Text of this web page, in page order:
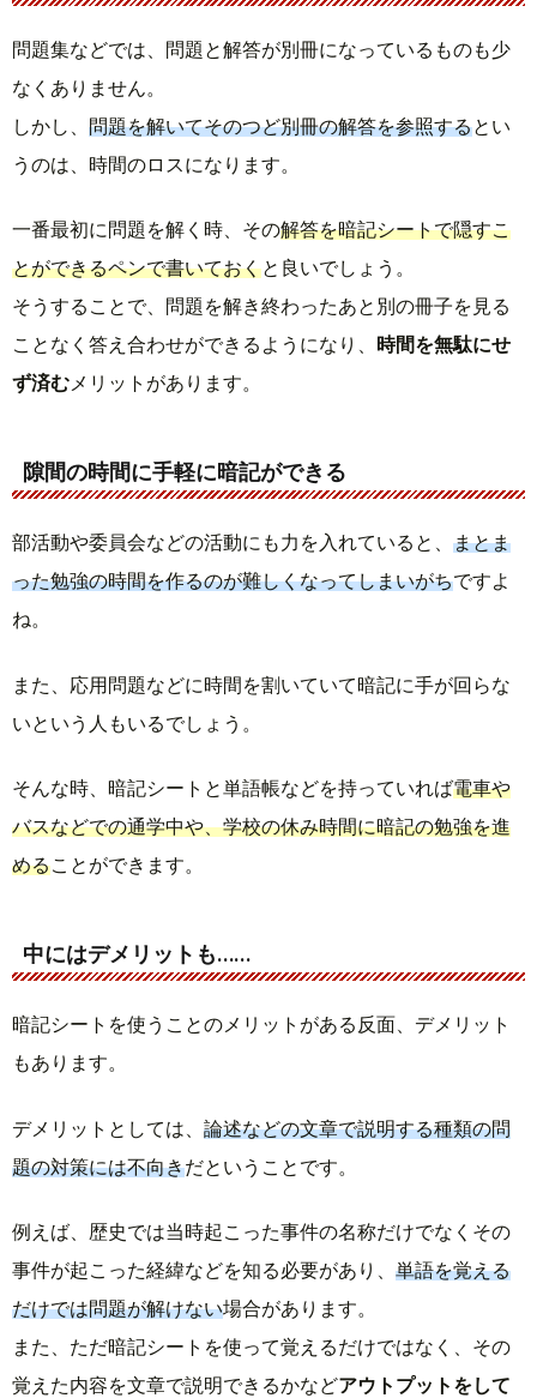
問題集などでは、問題と解答が別冊になっているものも少
なくありません。
しかし、 問題を解いてそのつど別冊の解答を参照するとい
うのは、時間のロスになります。
一番最初に問題を解く時、その解答を暗記シートで隠すこ
とができるペンで書いておくと良いでしょう。
そうすることで、問題を解き終わったあと別の冊子を見る
ことなく答え合わせができるようになり、 時間を無駄にせ
ず済む メリットがあります。
隙間の時間に手軽に暗記ができる
部活動や委員会などの活動にも力を入れていると、 まとま
った勉強の時間を作るのが難しくなってしまいがちですよ
ね。
また、応用問題などに時間を割いていて暗記に手が回らな
いという人もいるでしょう。
そんな時、暗記シートと単語帳などを持っていれば電車や
バスなどでの通学中や、学校の休み時間に暗記の勉強を進
めることができます。
中にはデメリットも……
暗記シートを使うことのメリットがある反面、デメリット
もあります。
デメリットとしては、 論述などの文章で説明する種類の問
題の対策には不向きだということです。
例えば、歴史では当時起こった事件の名称だけでなくその
事件が起こった経緯などを知る必要があり、 単語を覚える
だけでは問題が解けない場合があります。
また、ただ暗記シートを使って覚えるだけではなく、その
覚えた内容を文章で説明できるかなどアウトプットをして